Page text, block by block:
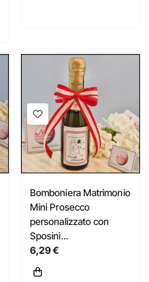
Bomboniera Matrimonio
Mini Prosecco
personalizzato con
Sposini...
6,29 €